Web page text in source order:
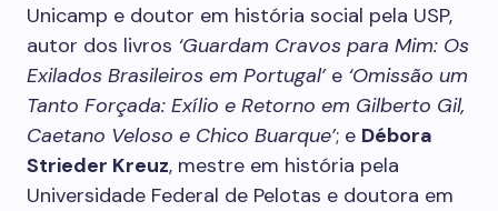
Unicamp e doutor em história social pela USP,
autor dos livros ‘Guardam Cravos para Mim: Os
Exilados Brasileiros em Portugal’ e ‘Omissão um
Tanto Forçada: Exílio e Retorno em Gilberto Gil,
Caetano Veloso e Chico Buarque’; e Débora
Strieder Kreuz, mestre em história pela
Universidade Federal de Pelotas e doutora em